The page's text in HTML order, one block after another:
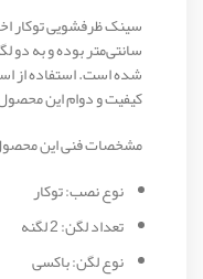
کیفیت و دوام این
مشخصات فنی این
نوع نصب: توکار
تعداد لگن: 2 لگنه
نوع لگن: باکسی